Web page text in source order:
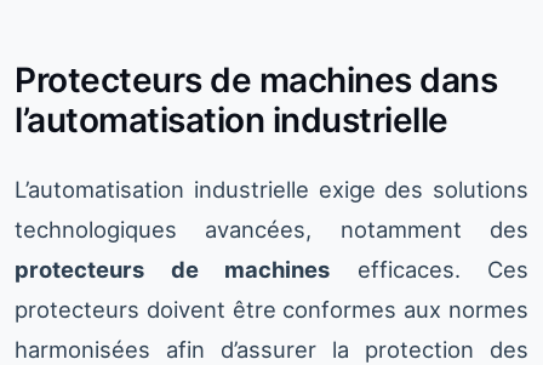
Protecteurs de machines dans
l’automatisation industrielle
L’automatisation industrielle exige des solutions
technologiques avancées, notamment des
protecteurs de machines efficaces. Ces
protecteurs doivent être conformes aux normes
harmonisées afin d’assurer la protection des